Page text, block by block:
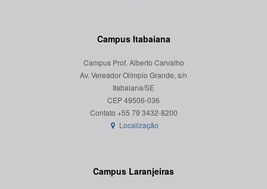
Campus Itabaiana
Campus Prof. Alberto Carvalho
Av. Vereador Olímpio Grande, s/n
Itabaiana/SE
CEP 49506-036
Localização
Campus Laranjeiras